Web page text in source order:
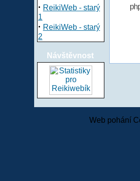
· ReikiWeb - starý
1
· ReikiWeb - starý
2
Návštěvnost
Web pohání